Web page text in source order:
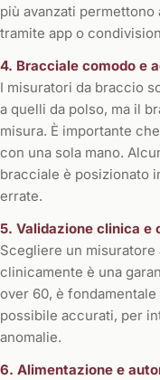
più avanzati permettono
tramite app o
4. Bracciale comodo e
I misuratori da braccio
a quelli da polso, ma il
misura. È importante
con una sola mano.
bracciale è posizionato
errate.
5. Validazione clinica e
Scegliere un misuratore
clinicamente è una
over 60, è
possibile accurati, per
anomalie.
6. Alimentazione e